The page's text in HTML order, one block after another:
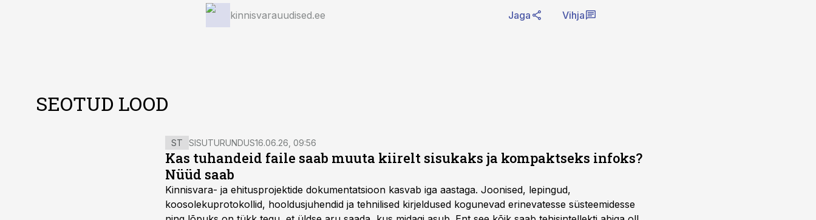
kinnisvarauudised.ee Jaga Vihja
SEOTUD LOOD
ST SISUTURUNDUS16.06.26, 09:56
Kas tuhandeid faile saab muuta kiirelt sisukaks ja kompaktseks infoks?
Nüüd saab
Kinnisvara- ja ehitusprojektide dokumentatsioon kasvab iga aastaga. Joonised, lepingud,
koosolekuprotokollid, hooldusjuhendid ja tehnilised kirjeldused kogunevad erinevatesse süsteemidesse